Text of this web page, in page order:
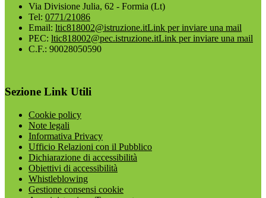
Via Divisione Julia, 62 - Formia (Lt)
Tel: 0771/21086
Email: ltic818002@istruzione.itLink per inviare una mail
PEC: ltic818002@pec.istruzione.itLink per inviare una mail
C.F.: 90028050590
Sezione Link Utili
Cookie policy
Note legali
Informativa Privacy
Ufficio Relazioni con il Pubblico
Dichiarazione di accessibilità
Obiettivi di accessibilità
Whistleblowing
Gestione consensi cookie